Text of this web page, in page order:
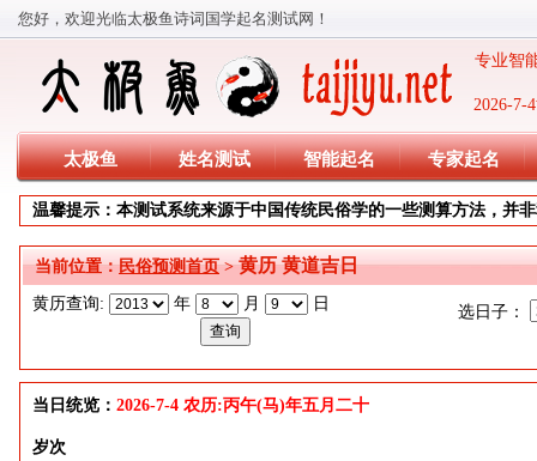
您好，欢迎光临太极鱼诗词国学起名测试网！
2026-7-
专业智
太极鱼 姓名测试 智能起名 专家起名
温馨提示：本测试系统来源于中国传统民俗学的一些测算方法，并
当前位置：民俗预测首页>黄历 黄道吉日
黄历查询: 年 月 日 选日子：
当日统览： 2026-7-4 农历:丙午(马)年五月二十
岁次